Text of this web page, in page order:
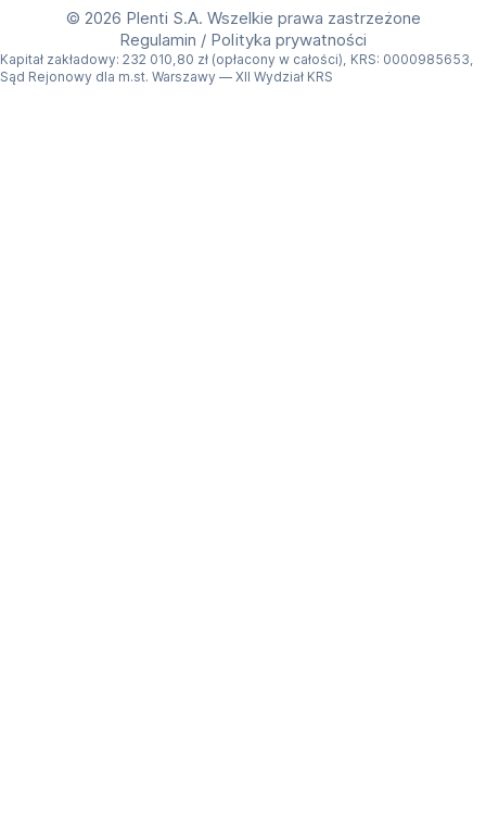
© 2026 Plenti S.A. Wszelkie prawa zastrzeżone
Regulamin / Polityka prywatności
Kapitał zakładowy: 232 010,80 zł (opłacony w całości), KRS: 0000985653,
Sąd Rejonowy dla m.st. Warszawy — XII Wydział KRS